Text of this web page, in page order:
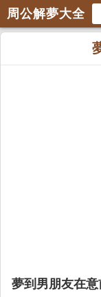
周公解夢大全
夢到男朋友在